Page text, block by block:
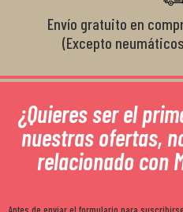
Envío gratuito en
(Excepto
¿Quieres ser el
nuestras ofertas,
relacionado con